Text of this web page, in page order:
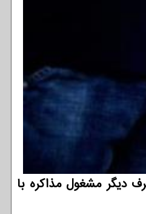
دیگر مشغول مذاکره با